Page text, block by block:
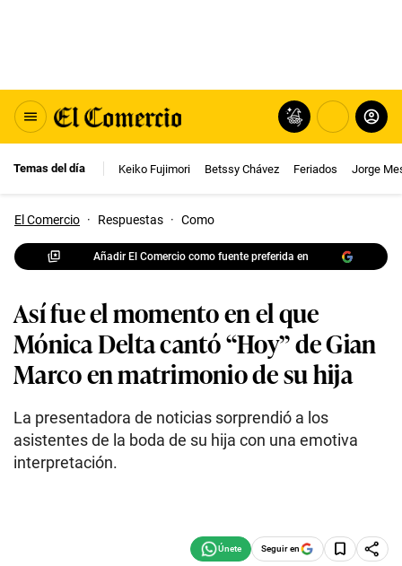
Temas del día Keiko Fujimori Betssy Chávez Feriados Jorge
El Comercio · Respuestas · Como
Añadir El Comercio como fuente preferida en
Así fue el momento en el que
Mónica Delta cantó “Hoy” de Gian
Marco en matrimonio de su hija
La presentadora de noticias sorprendió a los
asistentes de la boda de su hija con una emotiva
interpretación.
Seguir en